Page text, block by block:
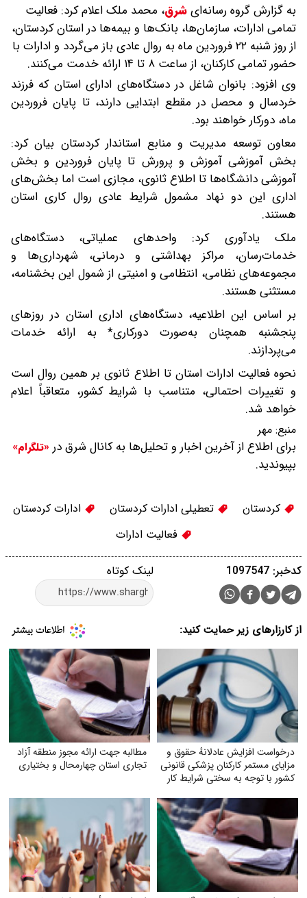
به گزارش گروه رسانه‌ایشرق، محمد ملک اعلام کرد: فعالیت
تمامی ادارات، سازمان‌ها، بانک‌ها و بیمه‌ها در استان کردستان،
از روز شنبه ۲۲ فروردین ماه به روال عادی باز می‌گردد و ادارات با
حضور تمامی کارکنان، از ساعت ۸ تا ۱۴ ارائه خدمت می‌کنند.
‌وی افزود: بانوان شاغل در دستگاه‌های ادارای استان که فرزند
خردسال و محصل در مقطع ابتدایی دارند، تا پایان فروردین
ماه، دورکار خواهند بود.
معاون توسعه مدیریت و منابع استاندار کردستان بیان کرد:
بخش آموزشی آموزش و پرورش تا پایان فروردین و بخش
آموزشی دانشگاه‌ها تا اطلاع ثانوی، مجازی است اما بخش‌های
اداری این دو نهاد مشمول شرایط عادی روال کاری استان
هستند.‌
ملک یادآوری کرد: واحدهای عملیاتی، دستگاه‌های
خدمات‌رسان، مراکز بهداشتی و درمانی، شهرداری‌ها و
مجموعه‌های نظامی، انتظامی و امنیتی از شمول این بخشنامه،
مستثنی هستند.
بر اساس این اطلاعیه، دستگاه‌های اداری استان در روزهای
پنجشنبه همچنان به‌صورت دورکاری* به ارائه خدمات
می‌پردازند.
نحوه فعالیت ادارات استان تا اطلاع ثانوی بر همین روال است
و تغییرات احتمالی، متناسب با شرایط کشور، متعاقباً اعلام
خواهد شد.
منبع: مهر
برای اطلاع از آخرین اخبار و تحلیل‌ها به کانال شرق در «تلگرام»
بپیوندید.
کردستان تعطیلی ادارات کردستان
ادارات کردستان
فعالیت ادارات
لینک کوتاه کدخبر: 1097547
از کارزارهای زیر حمایت کنید:
درخواست افزایش عادلانهٔ حقوق و
مزایای مستمر کارکنان پزشکی قانونی
کشور با توجه به سختی شرایط کار
مطالبه جهت ارائه مجوز منطقه آزاد
تجاری استان چهارمحال و بختیاری